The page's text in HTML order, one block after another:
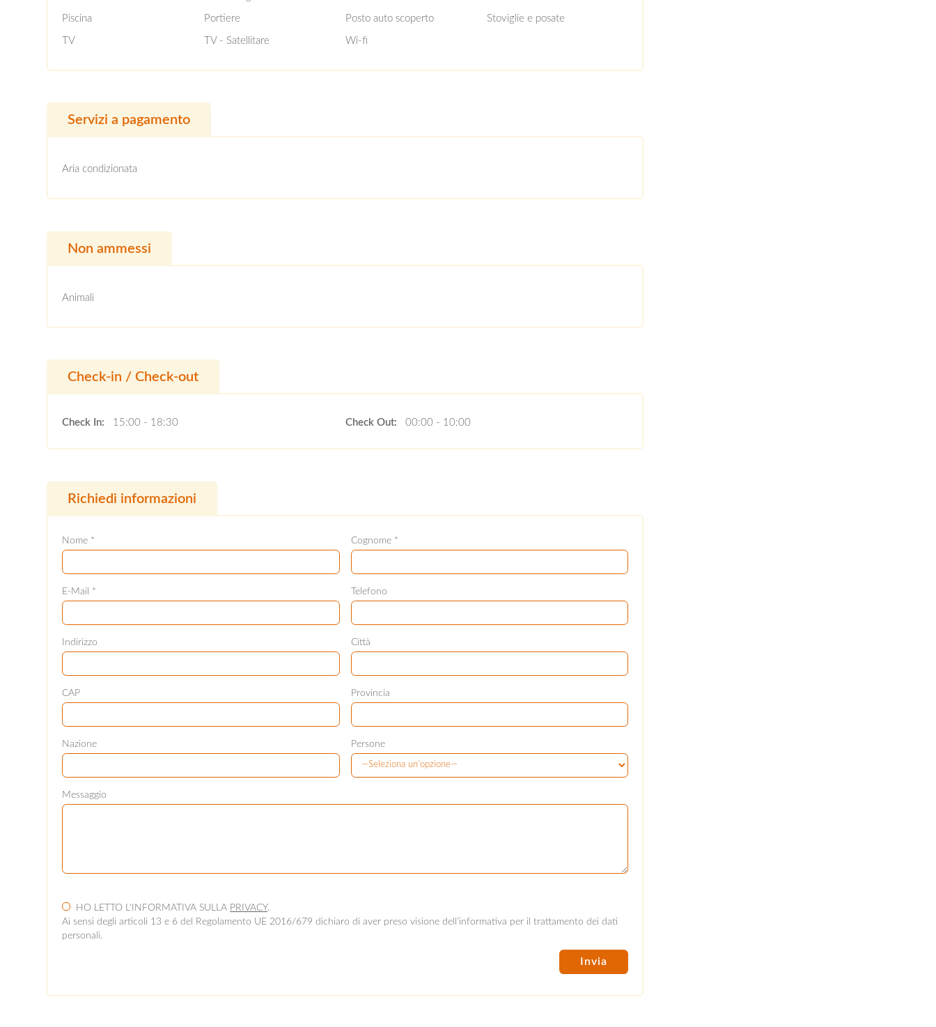
Piscina Portiere Posto auto scoperto Stoviglie e posate
TV TV - Satellitare Wi-fi
Servizi a pagamento
Aria condizionata
Non ammessi
Animali
Check-in / Check-out
Check In: 15:00 - 18:30 Check Out: 00:00 - 10:00
Richiedi informazioni
Nome * Cognome *
E-Mail * Telefono
Indirizzo Città
CAP Provincia
Nazione Persone
Messaggio
HO LETTO L'INFORMATIVA SULLA PRIVACY.
Ai sensi degli articoli 13 e 6 del Regolamento UE 2016/679 dichiaro di aver preso visione dell’informativa per il trattamento dei dati
personali.